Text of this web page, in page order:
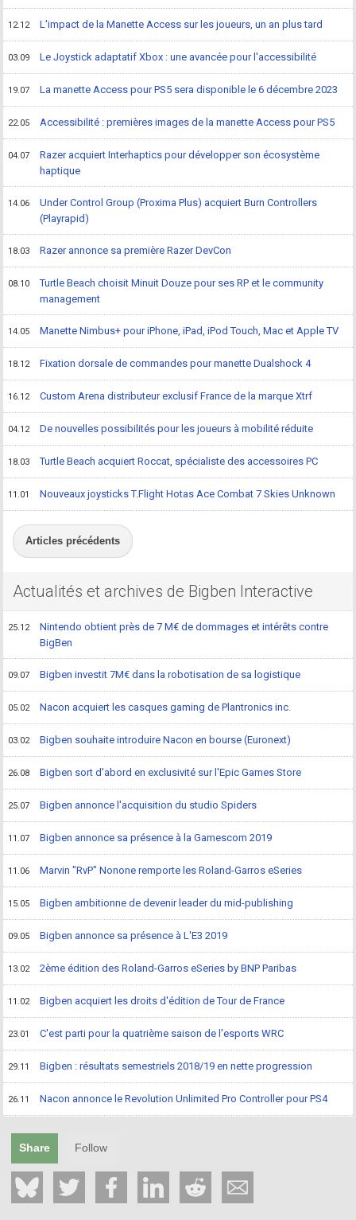
12.12 L'impact de la Manette Access sur les joueurs, un an plus tard
03.09 Le Joystick adaptatif Xbox : une avancée pour l'accessibilité
19.07 La manette Access pour PS5 sera disponible le 6 décembre 2023
22.05 Accessibilité : premières images de la manette Access pour PS5
04.07
Razer acquiert Interhaptics pour développer son écosystème
haptique
14.06
Under Control Group (Proxima Plus) acquiert Burn Controllers
(Playrapid)
18.03 Razer annonce sa première Razer DevCon
08.10
Turtle Beach choisit Minuit Douze pour ses RP et le community
management
14.05 Manette Nimbus+ pour iPhone, iPad, iPod Touch, Mac et Apple TV
18.12 Fixation dorsale de commandes pour manette Dualshock 4
16.12 Custom Arena distributeur exclusif France de la marque Xtrf
04.12 De nouvelles possibilités pour les joueurs à mobilité réduite
18.03 Turtle Beach acquiert Roccat, spécialiste des accessoires PC
11.01 Nouveaux joysticks T.Flight Hotas Ace Combat 7 Skies Unknown
Articles précédents
Actualités et archives de Bigben Interactive
25.12
Nintendo obtient près de 7 M€ de dommages et intérêts contre
BigBen
09.07 Bigben investit 7M€ dans la robotisation de sa logistique
05.02 Nacon acquiert les casques gaming de Plantronics inc.
03.02 Bigben souhaite introduire Nacon en bourse (Euronext)
26.08 Bigben sort d'abord en exclusivité sur l'Epic Games Store
25.07 Bigben annonce l'acquisition du studio Spiders
11.07 Bigben annonce sa présence à la Gamescom 2019
11.06 Marvin "RvP" Nonone remporte les Roland-Garros eSeries
15.05 Bigben ambitionne de devenir leader du mid-publishing
09.05 Bigben annonce sa présence à L'E3 2019
13.02 2ème édition des Roland-Garros eSeries by BNP Paribas
11.02 Bigben acquiert les droits d'édition de Tour de France
23.01 C'est parti pour la quatrième saison de l'esports WRC
29.11 Bigben : résultats semestriels 2018/19 en nette progression
26.11 Nacon annonce le Revolution Unlimited Pro Controller pour PS4
Share Follow